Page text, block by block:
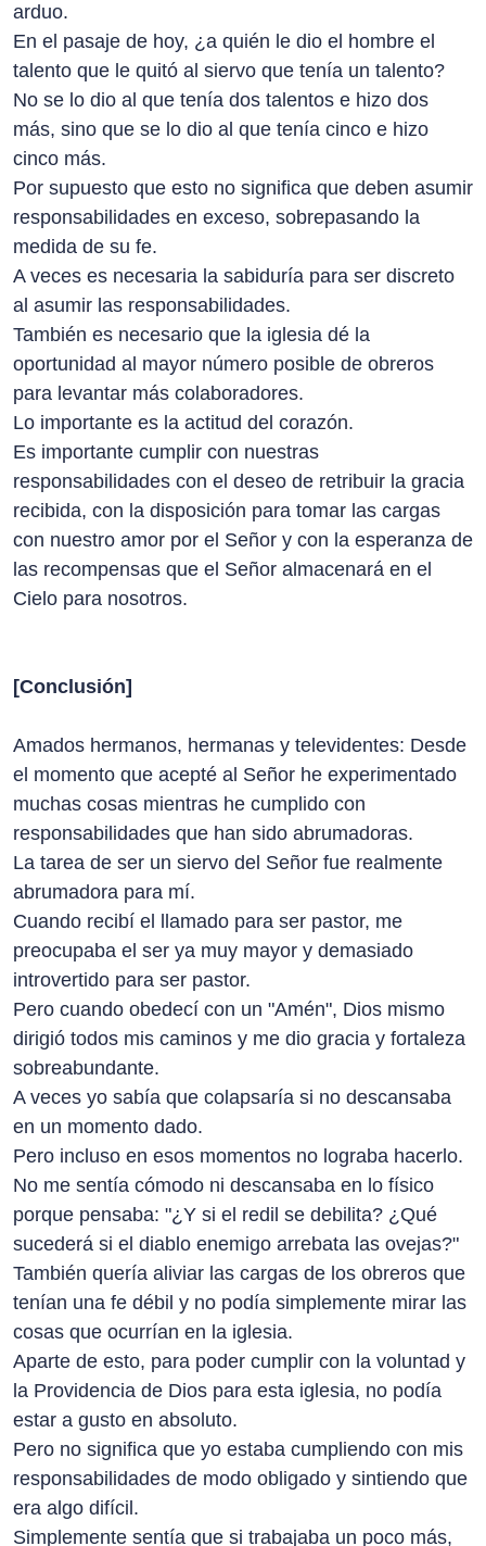
arduo.
En el pasaje de hoy, ¿a quién le dio el hombre el
talento que le quitó al siervo que tenía un talento?
No se lo dio al que tenía dos talentos e hizo dos
más, sino que se lo dio al que tenía cinco e hizo
cinco más.
Por supuesto que esto no significa que deben asumir
responsabilidades en exceso, sobrepasando la
medida de su fe.
A veces es necesaria la sabiduría para ser discreto
al asumir las responsabilidades.
También es necesario que la iglesia dé la
oportunidad al mayor número posible de obreros
para levantar más colaboradores.
Lo importante es la actitud del corazón.
Es importante cumplir con nuestras
responsabilidades con el deseo de retribuir la gracia
recibida, con la disposición para tomar las cargas
con nuestro amor por el Señor y con la esperanza de
las recompensas que el Señor almacenará en el
Cielo para nosotros.
[Conclusión]
Amados hermanos, hermanas y televidentes: Desde
el momento que acepté al Señor he experimentado
muchas cosas mientras he cumplido con
responsabilidades que han sido abrumadoras.
La tarea de ser un siervo del Señor fue realmente
abrumadora para mí.
Cuando recibí el llamado para ser pastor, me
preocupaba el ser ya muy mayor y demasiado
introvertido para ser pastor.
Pero cuando obedecí con un "Amén", Dios mismo
dirigió todos mis caminos y me dio gracia y fortaleza
sobreabundante.
A veces yo sabía que colapsaría si no descansaba
en un momento dado.
Pero incluso en esos momentos no lograba hacerlo.
No me sentía cómodo ni descansaba en lo físico
porque pensaba: "¿Y si el redil se debilita? ¿Qué
sucederá si el diablo enemigo arrebata las ovejas?"
También quería aliviar las cargas de los obreros que
tenían una fe débil y no podía simplemente mirar las
cosas que ocurrían en la iglesia.
Aparte de esto, para poder cumplir con la voluntad y
la Providencia de Dios para esta iglesia, no podía
estar a gusto en absoluto.
Pero no significa que yo estaba cumpliendo con mis
responsabilidades de modo obligado y sintiendo que
era algo difícil.
Simplemente sentía que si trabajaba un poco más,